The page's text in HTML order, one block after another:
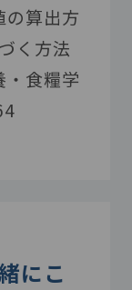
の算出方
く方法
・食糧学
にこ